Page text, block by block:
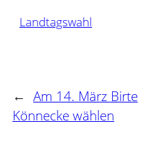
Landtagswahl
← Am 14. März Birte
Könnecke wählen